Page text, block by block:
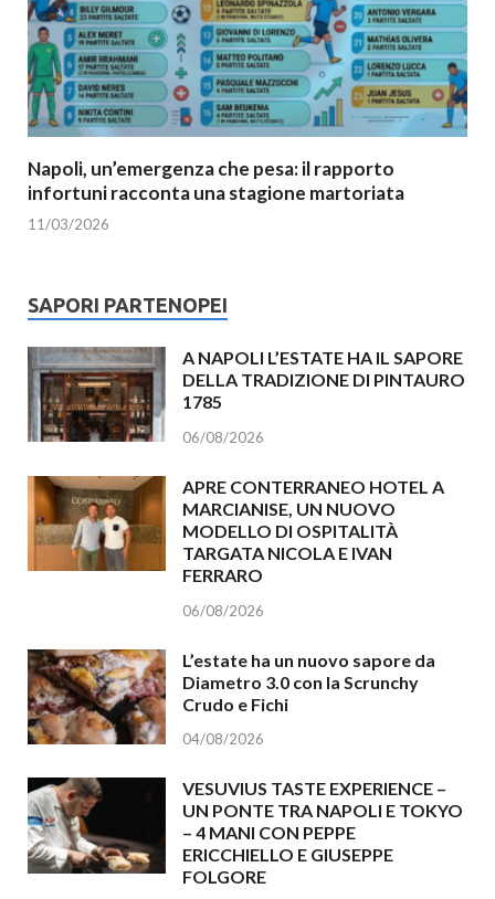
Napoli, un’emergenza che pesa: il rapporto
infortuni racconta una stagione martoriata
11/03/2026
SAPORI PARTENOPEI
A NAPOLI L’ESTATE HA IL SAPORE
DELLA TRADIZIONE DI PINTAURO
1785
06/08/2026
APRE CONTERRANEO HOTEL A
MARCIANISE, UN NUOVO
MODELLO DI OSPITALITÀ
TARGATA NICOLA E IVAN
FERRARO
06/08/2026
L’estate ha un nuovo sapore da
Diametro 3.0 con la Scrunchy
Crudo e Fichi
04/08/2026
VESUVIUS TASTE EXPERIENCE –
UN PONTE TRA NAPOLI E TOKYO
– 4 MANI CON PEPPE
ERICCHIELLO E GIUSEPPE
FOLGORE